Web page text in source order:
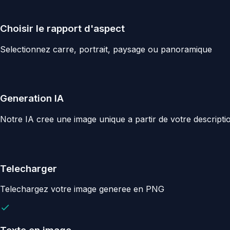
Choisir le rapport d'aspect
Selectionnez carre, portrait, paysage ou panoramique
Generation IA
Notre IA cree une image unique a partir de votre
Telecharger
Telechargez votre image generee en PNG